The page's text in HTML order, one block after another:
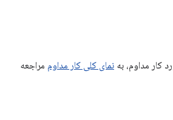
کار مداوم، به نمای کلی کار مداوم مراجعه